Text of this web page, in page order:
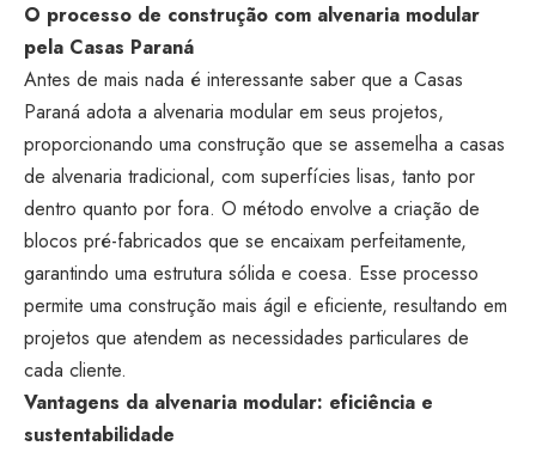
O processo de construção com alvenaria modular
pela Casas Paraná
Antes de mais nada é interessante saber que a Casas
Paraná adota a alvenaria modular em seus projetos,
proporcionando uma construção que se assemelha a casas
de alvenaria tradicional, com superfícies lisas, tanto por
dentro quanto por fora. O método envolve a criação de
blocos pré-fabricados que se encaixam perfeitamente,
garantindo uma estrutura sólida e coesa. Esse processo
permite uma construção mais ágil e eficiente, resultando em
projetos que atendem as necessidades particulares de
cada cliente.
Vantagens da alvenaria modular: eficiência e
sustentabilidade